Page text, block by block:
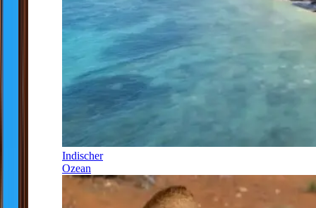
Indischer
Ozean